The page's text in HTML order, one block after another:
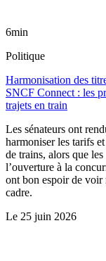
6min
Politique
Harmonisation des
SNCF Connect : les
trajets en train
Les sénateurs ont
harmoniser les tarifs
de trains, alors que
l’ouverture à la
ont bon espoir de voir
cadre.
Le 25 juin 2026